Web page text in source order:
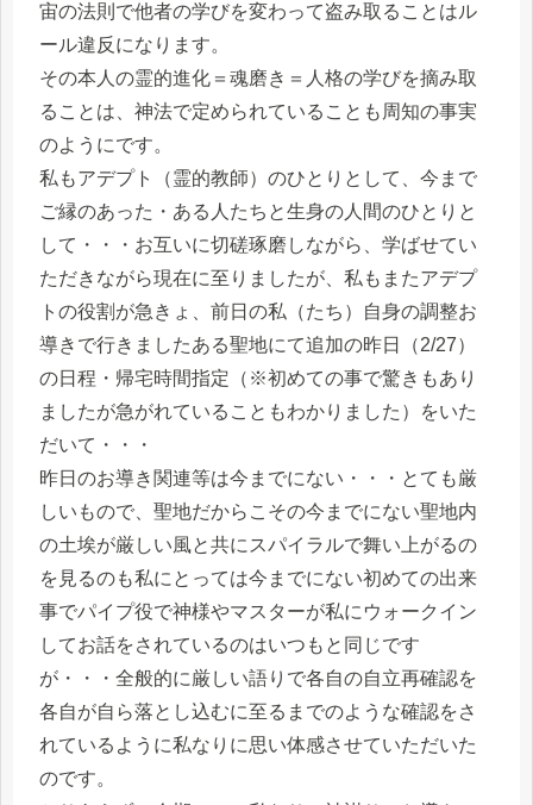
宙の法則で他者の学びを変わって盗み取ることはル
ール違反になります。
その本人の霊的進化＝魂磨き＝人格の学びを摘み取
ることは、神法で定められていることも周知の事実
のようにです。
私もアデプト（霊的教師）のひとりとして、今まで
ご縁のあった・ある人たちと生身の人間のひとりと
して・・・お互いに切磋琢磨しながら、学ばせてい
ただきながら現在に至りましたが、私もまたアデプ
トの役割が急きょ、前日の私（たち）自身の調整お
導きで行きましたある聖地にて追加の昨日（2/27）
の日程・帰宅時間指定（※初めての事で驚きもあり
ましたが急がれていることもわかりました）をいた
だいて・・・
昨日のお導き関連等は今までにない・・・とても厳
しいもので、聖地だからこその今までにない聖地内
の土埃が厳しい風と共にスパイラルで舞い上がるの
を見るのも私にとっては今までにない初めての出来
事でパイプ役で神様やマスターが私にウォークイン
してお話をされているのはいつもと同じです
が・・・全般的に厳しい語りで各自の自立再確認を
各自が自ら落とし込むに至るまでのような確認をさ
れているように私なりに思い体感させていただいた
のです。